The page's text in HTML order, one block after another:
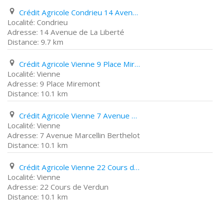
Crédit Agricole Condrieu 14 Avenue de La Liberté
Condrieu
14 Avenue de La Liberté
9.7 km
Crédit Agricole Vienne 9 Place Miremont
Vienne
9 Place Miremont
10.1 km
Crédit Agricole Vienne 7 Avenue Marcellin Berthelot
Vienne
7 Avenue Marcellin Berthelot
10.1 km
Crédit Agricole Vienne 22 Cours de Verdun
Vienne
22 Cours de Verdun
10.1 km